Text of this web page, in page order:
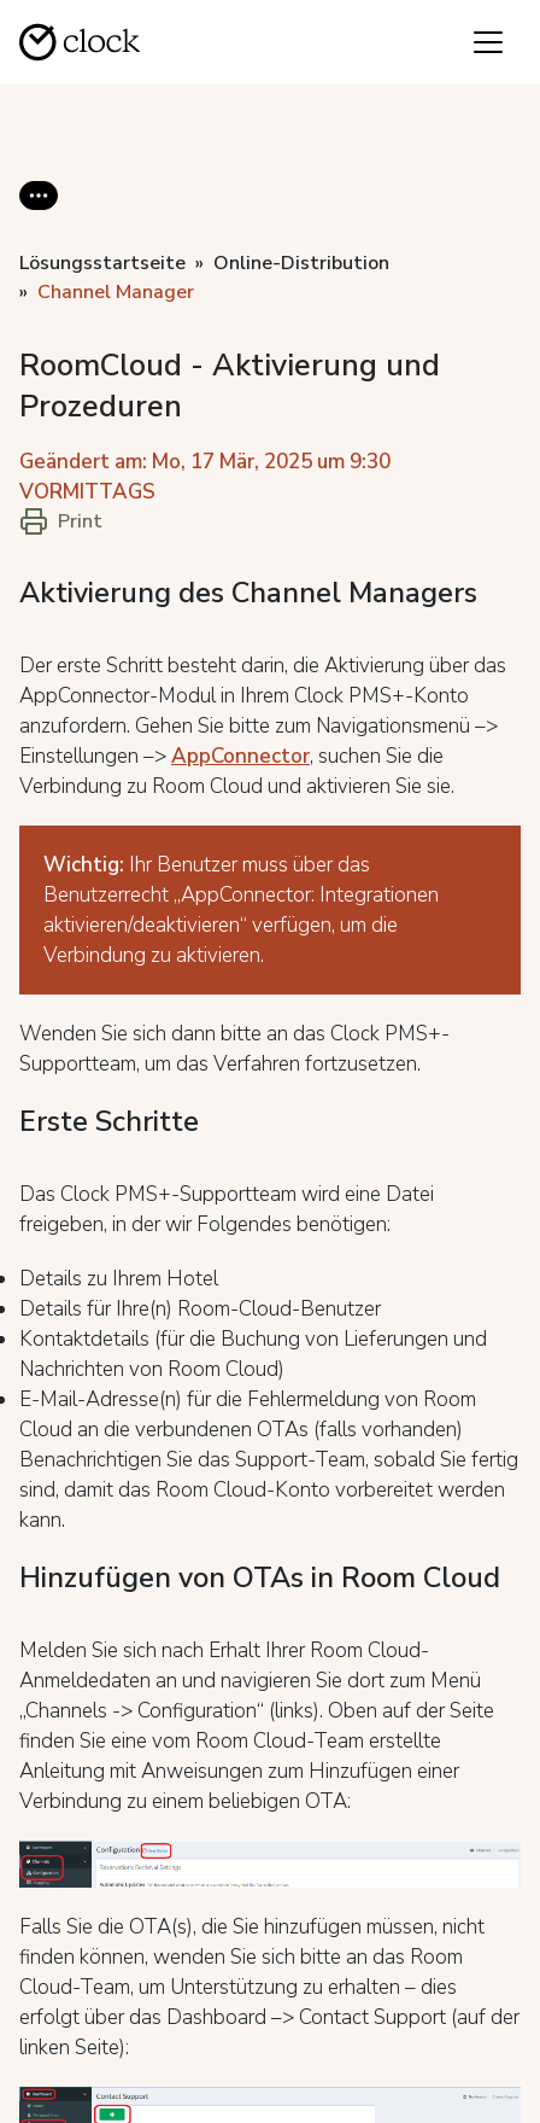
Lösungsstartseite
Online-Distribution
Channel Manager
RoomCloud - Aktivierung und
Prozeduren
Geändert am: Mo, 17 Mär, 2025 um 9:30
VORMITTAGS
Print
Aktivierung des Channel Managers
Der erste Schritt besteht darin, die Aktivierung über das
AppConnector-Modul in Ihrem Clock PMS+-Konto
anzufordern. Gehen Sie bitte zum Navigationsmenü –>
Einstellungen –>AppConnector, suchen Sie die
Verbindung zu Room Cloud und aktivieren Sie sie.
Wichtig: Ihr Benutzer muss über das
Benutzerrecht „AppConnector: Integrationen
aktivieren/deaktivieren“ verfügen, um die
Verbindung zu aktivieren.
Wenden Sie sich dann bitte an das Clock PMS+-
Supportteam, um das Verfahren fortzusetzen.
Erste Schritte
Das Clock PMS+-Supportteam wird eine Datei
freigeben, in der wir Folgendes benötigen:
Details zu Ihrem Hotel
Details für Ihre(n) Room-Cloud-Benutzer
Kontaktdetails (für die Buchung von Lieferungen und
Nachrichten von Room Cloud)
E-Mail-Adresse(n) für die Fehlermeldung von Room
Cloud an die verbundenen OTAs (falls vorhanden)
Benachrichtigen Sie das Support-Team, sobald Sie fertig
sind, damit das Room Cloud-Konto vorbereitet werden
kann.
Hinzufügen von OTAs in Room Cloud
Melden Sie sich nach Erhalt Ihrer Room Cloud-
Anmeldedaten an und navigieren Sie dort zum Menü
„Channels -> Configuration“ (links). Oben auf der Seite
finden Sie eine vom Room Cloud-Team erstellte
Anleitung mit Anweisungen zum Hinzufügen einer
Verbindung zu einem beliebigen OTA:
Falls Sie die OTA(s), die Sie hinzufügen müssen, nicht
finden können, wenden Sie sich bitte an das Room
Cloud-Team, um Unterstützung zu erhalten – dies
erfolgt über das Dashboard –> Contact Support (auf der
linken Seite):